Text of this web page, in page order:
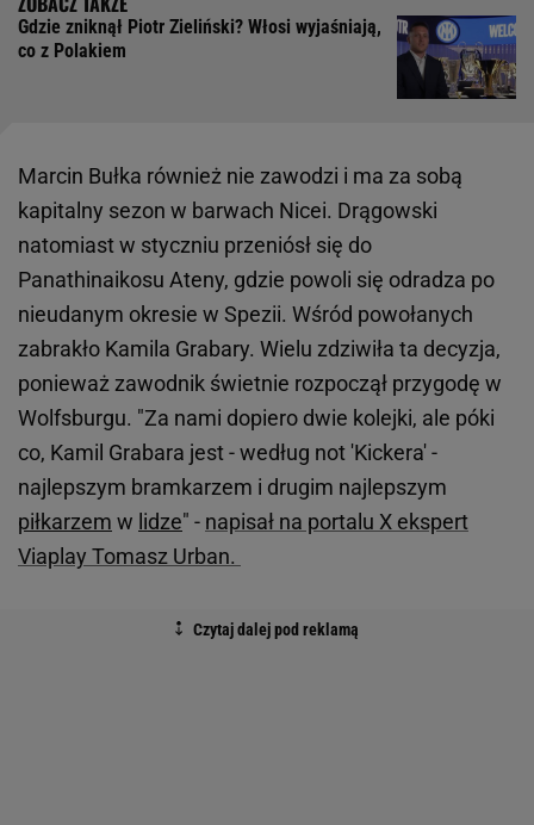
Gdzie zniknął Piotr Zieliński? Włosi wyjaśniają,
co z Polakiem
Marcin Bułka również nie zawodzi i ma za sobą
kapitalny sezon w barwach Nicei. Drągowski
natomiast w styczniu przeniósł się do
Panathinaikosu Ateny, gdzie powoli się odradza po
nieudanym okresie w Spezii. Wśród powołanych
zabrakło Kamila Grabary. Wielu zdziwiła ta decyzja,
ponieważ zawodnik świetnie rozpoczął przygodę w
Wolfsburgu. "Za nami dopiero dwie kolejki, ale póki
co, Kamil Grabara jest - według not 'Kickera' -
najlepszym bramkarzem i drugim najlepszym
piłkarzem w lidze" - napisał na portalu X ekspert
Viaplay Tomasz Urban.